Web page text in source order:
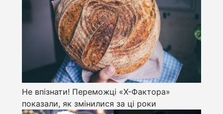
Не впізнати! Переможці «Х-Фактора»
показали, як змінилися за ці роки